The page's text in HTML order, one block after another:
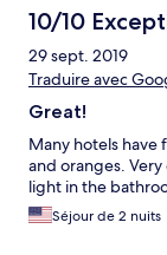
10/10
29 sept. 2019
Traduire avec
Great!
Many hotels have
and oranges.
light in the
Séjour de 2 nuits